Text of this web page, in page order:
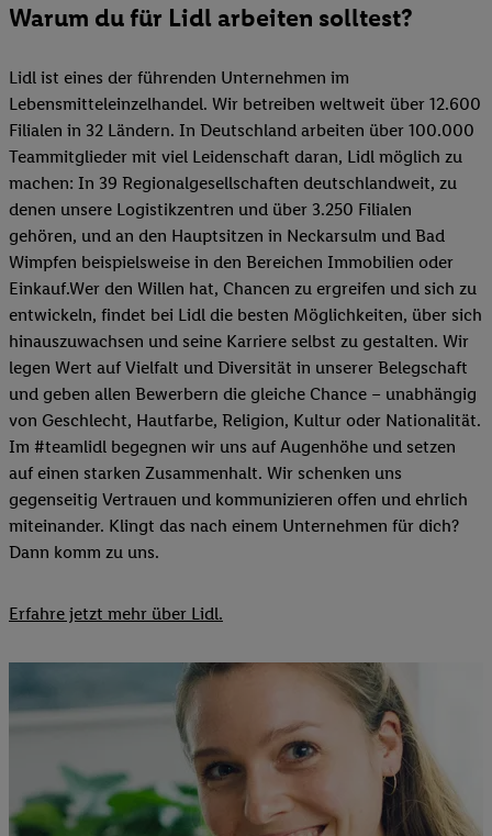
Warum du für Lidl arbeiten solltest?
Lidl ist eines der führenden Unternehmen im
Lebensmitteleinzelhandel. Wir betreiben weltweit über 12.600
Filialen in 32 Ländern. In Deutschland arbeiten über 100.000
Teammitglieder mit viel Leidenschaft daran, Lidl möglich zu
machen: In 39 Regionalgesellschaften deutschlandweit, zu
denen unsere Logistikzentren und über 3.250 Filialen
gehören, und an den Hauptsitzen in Neckarsulm und Bad
Wimpfen beispielsweise in den Bereichen Immobilien oder
Einkauf.Wer den Willen hat, Chancen zu ergreifen und sich zu
entwickeln, findet bei Lidl die besten Möglichkeiten, über sich
hinauszuwachsen und seine Karriere selbst zu gestalten. Wir
legen Wert auf Vielfalt und Diversität in unserer Belegschaft
und geben allen Bewerbern die gleiche Chance – unabhängig
von Geschlecht, Hautfarbe, Religion, Kultur oder Nationalität.
Im #teamlidl begegnen wir uns auf Augenhöhe und setzen
auf einen starken Zusammenhalt. Wir schenken uns
gegenseitig Vertrauen und kommunizieren offen und ehrlich
miteinander. Klingt das nach einem Unternehmen für dich?
Dann komm zu uns.​
Erfahre jetzt mehr über Lidl.